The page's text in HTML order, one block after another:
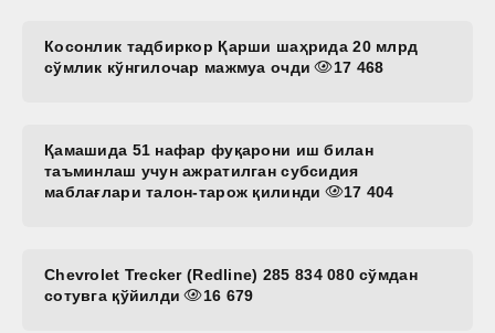
Косонлик тадбиркор Қарши шаҳрида 20 млрд
сўмлик кўнгилочар мажмуа очди
17 468
Қамашида 51 нафар фуқарони иш билан
таъминлаш учун ажратилган субсидия
маблағлари талон-тарож қилинди
17 404
Chevrolet Trecker (Redline) 285 834 080 сўмдан
сотувга қўйилди
16 679